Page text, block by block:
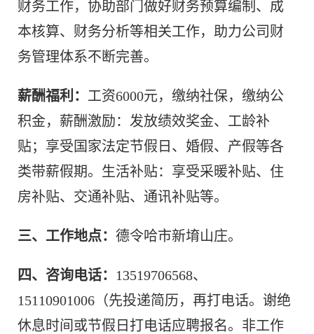
财务工作，协助部门做好财务预算编制、成
本核算、财务分析等相关工作，助力公司财
务管理体系不断完善。
薪酬福利： 工资6000元，缴纳社保，缴纳公
积金，薪酬激励：发放绩效奖金、工龄补
贴；享受国家法定节假日、婚假、产假等各
类带薪假期。生活补贴：享受采暖补贴、住
房补贴、交通补贴、通讯补贴等。
三、工作地点： 德令哈市新堉山庄。
四、咨询电话： 13519706568、
15110901006（先投递简历，再打电话。谢绝
休息时间或节假日打电话应聘报名。非工作